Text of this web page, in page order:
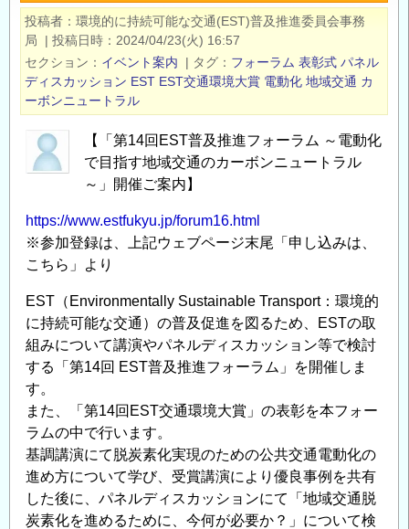
海
底
工
学
フ
ー
ラ
ZERO
の
投稿者
環境的に持続可能な交通(EST)普及推進委員会事務
局
| 投稿日時
2024/04/23(火) 16:57
セクション
イベント案内 | タグ フォーラム 表彰式 パネル
ディスカッション EST EST交通環境大賞 電動化 地域交通 カ
ーボンニュートラル
【「第14回EST普及推進フォーラム ～電動化
で目指す地域交通のカーボンニュートラル
～」開催ご案内】
https://www.estfukyu.jp/forum16.html
※参加登録は、上記ウェブページ末尾「申し込みは、
こちら」より
EST（Environmentally Sustainable Transport：環境的
に持続可能な交通）の普及促進を図るため、ESTの取
組みについて講演やパネルディスカッション等で検討
する「第14回 EST普及推進フォーラム」を開催しま
す。
また、「第14回EST交通環境大賞」の表彰を本フォー
ラムの中で行います。
基調講演にて脱炭素化実現のための公共交通電動化の
進め方について学び、受賞講演により優良事例を共有
した後に、パネルディスカッションにて「地域交通脱
炭素化を進めるために、今何が必要か？」について検